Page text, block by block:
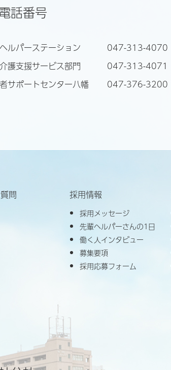
話番号
ルパーステーション
047-313-4070
護支援サービス部門
047-313-4071
サポートセンター八幡
047-376-3200
問 採用情報
採用メッセージ
先輩ヘルパーさんの1日
働く人インタビュー
募集要項
採用応募フォーム